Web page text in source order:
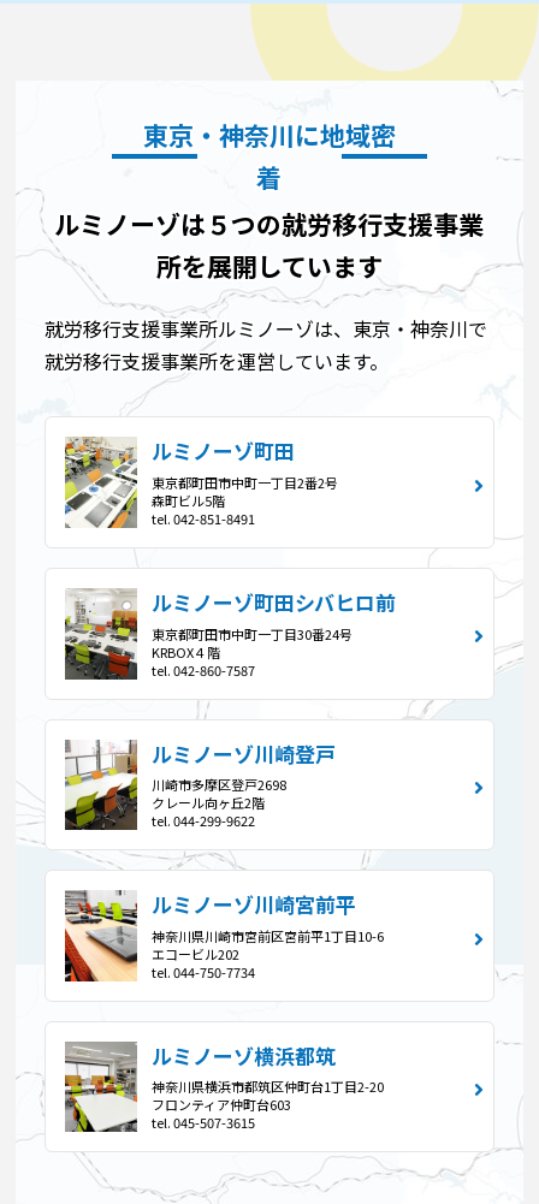
東京・神奈川に地域密
着
ルミノーゾは５つの就労移行支援事業
所を展開しています
就労移行支援事業所ルミノーゾは、東京・神奈川で
就労移行支援事業所を運営しています。
ルミノーゾ町田
東京都町田市中町一丁目2番2号
森町ビル5階
tel. 042-851-8491
ルミノーゾ町田シバヒロ前
東京都町田市中町一丁目30番24号
KRBOX４階
tel. 042-860-7587
ルミノーゾ川崎登戸
川崎市多摩区登戸2698
クレール向ヶ丘2階
tel. 044-299-9622
ルミノーゾ川崎宮前平
神奈川県川崎市宮前区宮前平1丁目10-6
エコービル202
tel. 044-750-7734
ルミノーゾ横浜都筑
神奈川県横浜市都筑区仲町台1丁目2-20
フロンティア仲町台603
tel. 045-507-3615